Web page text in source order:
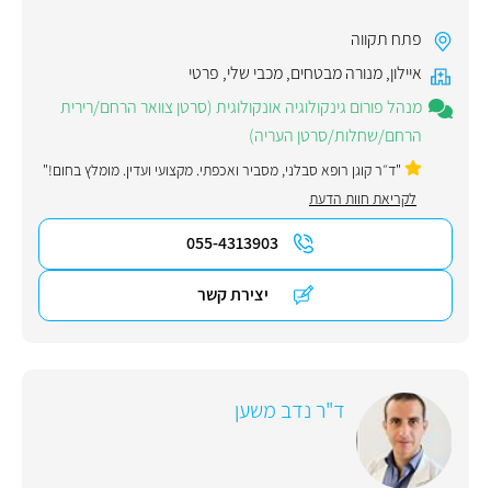
פתח תקווה
איילון,מנורה מבטחים,מכבי שלי, פרטי
מנהל פורום גינקולוגיה אונקולוגית (סרטן צוואר הרחם/רירית
הרחם/שחלות/סרטן העריה)
"ד״ר קוגן רופא סבלני, מסביר ואכפתי. מקצועי ועדין. מומלץ בחום!"
לקריאת חוות הדעת
055-4313903
יצירת קשר
ד"ר נדב משען